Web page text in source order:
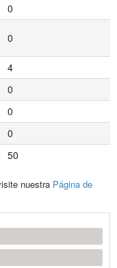
0
0
4
0
0
0
50
nuestra Página de